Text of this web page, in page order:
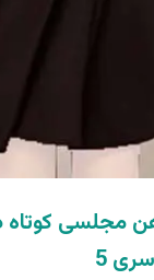
مجلسی کوتاه